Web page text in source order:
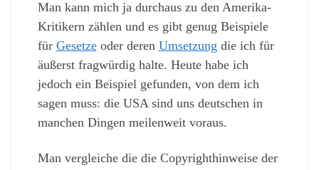
Man kann mich ja durchaus zu den Amerika-
Kritikern zählen und es gibt genug Beispiele
für Gesetzeoder deren Umsetzungdie ich für
äußerst fragwürdig halte. Heute habe ich
jedoch ein Beispiel gefunden, von dem ich
sagen muss: die USA sind uns deutschen in
manchen Dingen meilenweit voraus.
Man vergleiche die die Copyrighthinweise der